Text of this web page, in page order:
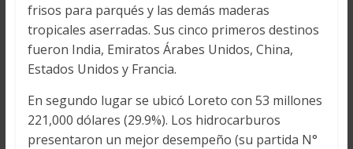
frisos para parqués y las demás maderas
tropicales aserradas. Sus cinco primeros destinos
fueron India, Emiratos Árabes Unidos, China,
Estados Unidos y Francia.
En segundo lugar se ubicó Loreto con 53 millones
221,000 dólares (29.9%). Los hidrocarburos
presentaron un mejor desempeño (su partida N°